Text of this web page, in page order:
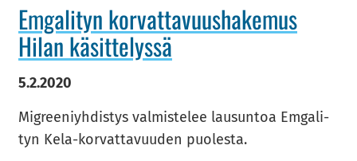
Em­ga­li­tyn kor­vat­ta­vuus­ha­ke­mus
Hilan kä­sit­te­lys­sä
5.2.2020
Migree­niyh­dis­tys val­mis­te­lee lausun­toa Em­ga­li­
tyn Kela-​korvattavuuden puo­les­ta.